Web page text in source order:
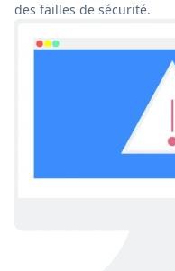
des failles de sécurité.